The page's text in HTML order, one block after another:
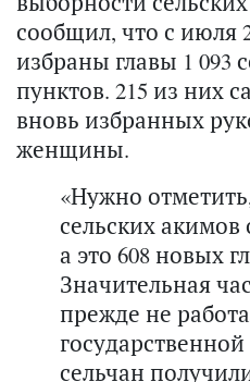
сообщил, что с июля
избраны главы 1 093
пунктов. 215 из них
вновь избранных
женщины.
«Нужно
сельских акимов
а это 608 новых
Значительная
прежде не
сельчан